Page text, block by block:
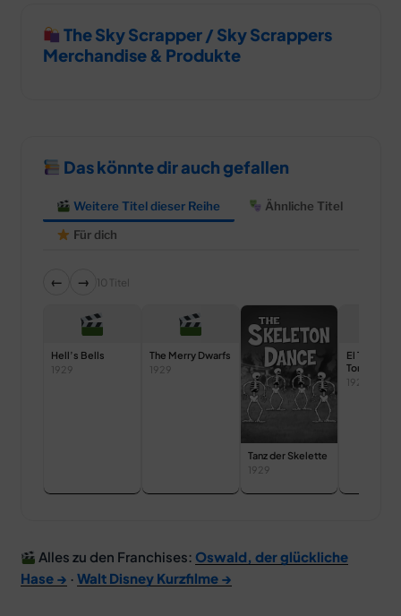
The Sky Scrapper / Sky Scrappers
Merchandise & Produkte
Das könnte dir auch gefallen
Weitere Titel dieser Reihe
Ähnliche Titel
Für dich
← → 10 Titel
Hell’s Bells
1929
The Merry Dwarfs
1929
Tanz der Skelette
1929
El Terrible
Toreador
1929
Alles zu den Franchises: Oswald, der glückliche
Hase → · Walt Disney Kurzfilme →